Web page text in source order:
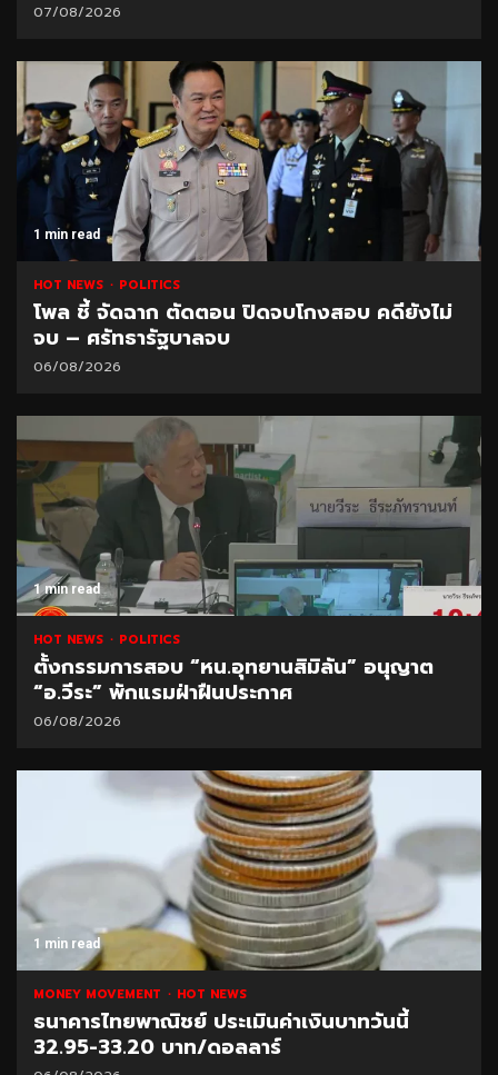
07/08/2026
1 min read
HOT NEWS POLITICS
โพล ชี้ จัดฉาก ตัดตอน ปิดจบโกงสอบ คดียังไม่
จบ – ศรัทธารัฐบาลจบ
06/08/2026
1 min read
HOT NEWS POLITICS
ตั้งกรรมการสอบ “หน.อุทยานสิมิลัน” อนุญาต
“อ.วีระ” พักแรมฝ่าฝืนประกาศ
06/08/2026
1 min read
MONEY MOVEMENT HOT NEWS
ธนาคารไทยพาณิชย์ ประเมินค่าเงินบาทวันนี้
32.95-33.20 บาท/ดอลลาร์